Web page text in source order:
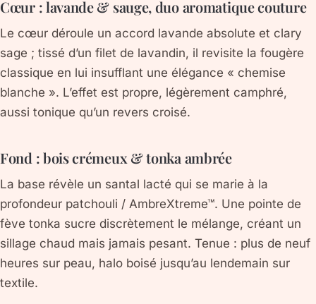
Cœur : lavande & sauge, duo aromatique couture
Le cœur déroule un accord lavande absolute et clary
sage ; tissé d’un filet de lavandin, il revisite la fougère
classique en lui insufflant une élégance « chemise
blanche ». L’effet est propre, légèrement camphré,
aussi tonique qu’un revers croisé.
Fond : bois crémeux & tonka ambrée
La base révèle un santal lacté qui se marie à la
profondeur patchouli / AmbreXtreme™. Une pointe de
fève tonka sucre discrètement le mélange, créant un
sillage chaud mais jamais pesant. Tenue : plus de neuf
heures sur peau, halo boisé jusqu’au lendemain sur
textile.